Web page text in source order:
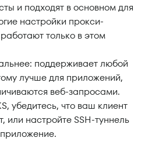
и подходят в основном для
настройки прокси-
только в этом
поддерживает любой
лучше для приложений,
веб-запросами.
убедитесь, что ваш клиент
или настройте SSH-туннель